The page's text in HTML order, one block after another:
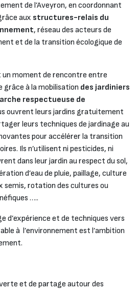
de l’Aveyron, en coordonnant
aux structures-relais du
, réseau des acteurs de
et de la transition écologique de
un moment de rencontre entre
grâce à la mobilisation des jardiniers
respectueuse de
ouvrent leurs jardins gratuitement
leurs techniques de jardinage au
pour accélérer la transition
Ils n’utilisent ni pesticides, ni
dans leur jardin au respect du sol,
d’eau de pluie, paillage, culture
semis, rotation des cultures ou
…..
d’expérience et de techniques vers
à l’environnement est l’ambition
et de partage autour des